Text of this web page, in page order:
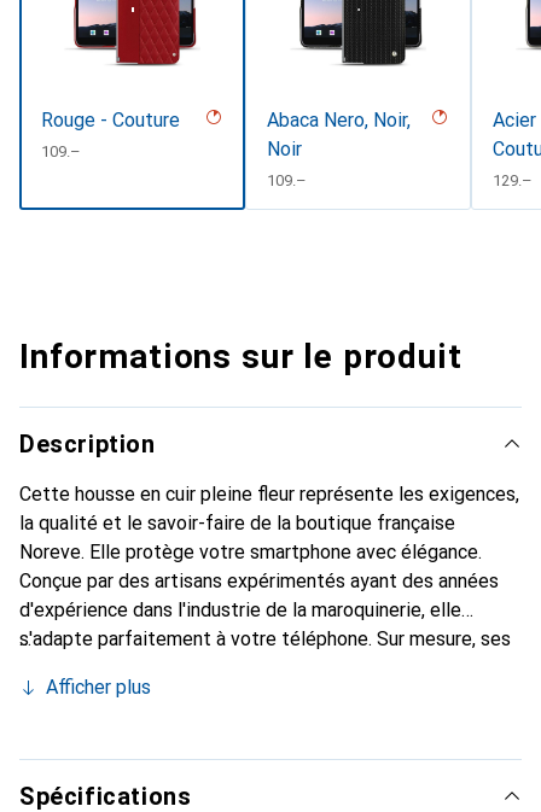
Rouge - Couture
CHF
109.–
Abaca Nero, Noir,
Noir
CHF
109.– CHF
129.–
Informations sur le produit
Description
Cette housse en cuir pleine fleur représente les exigences,
la qualité et le savoir-faire de la boutique française
Noreve. Elle protège votre smartphone avec élégance.
Conçue par des artisans expérimentés ayant des années
d'expérience dans l'industrie de la maroquinerie, elle
s'adapte parfaitement à votre téléphone. Sur mesure, ses
Elle devient un accessoire chic et indispensable pour votre
produits de haute qualité, la marque Noreve est un choix
fiable pour une clientèle exigeante.
Afficher plus
Spécifications